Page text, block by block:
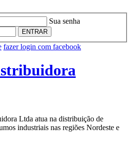
Sua senha
ENTRAR
fazer login com facebook
Ltda atua na distribuição de
industriais nas regiões Nordeste e